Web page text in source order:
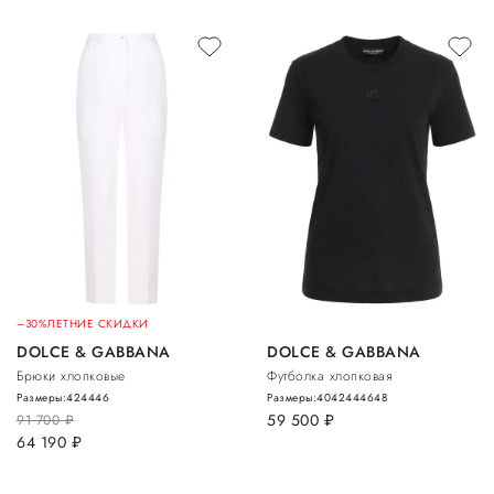
–30%ЛЕТНИЕ СКИДКИ
DOLCE & GABBANA
Брюки хлопковые
91 700руб.
64 190 руб.
Размеры:424446
DOLCE & GABBANA
Футболка хлопковая
59 500 руб.
Размеры:4042444648